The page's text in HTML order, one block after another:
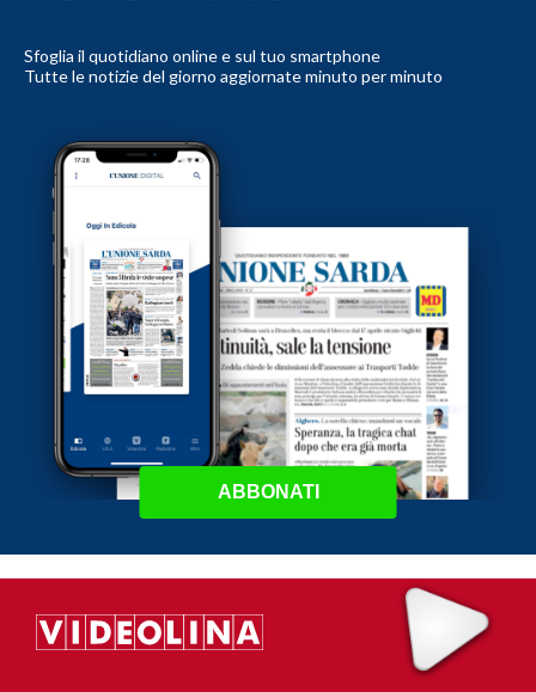
Sfoglia il quotidiano online e sul tuo smartphone
Tutte le notizie del giorno aggiornate minuto per minuto
ABBONATI